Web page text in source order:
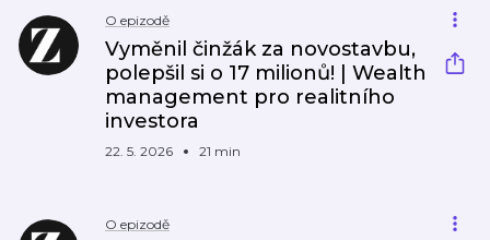
O epizodě
Vyměnil činžák za novostavbu,
polepšil si o 17 milionů! | Wealth
management pro realitního
investora
22. 5. 2026 21 min
O epizodě